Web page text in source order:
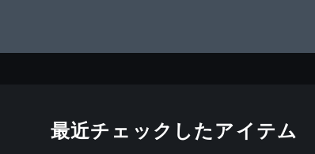
最近チェックしたアイテム